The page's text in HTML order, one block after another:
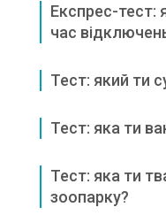
Експрес-тест:
час
Тест: який ти
Тест: яка ти
Тест: яка ти
зоопарку?